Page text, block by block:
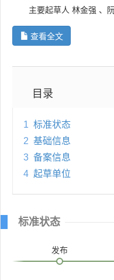
主要起草人 林金强 、
查看全文
目录
1 标准状态
2 基础信息
3 备案信息
4 起草单位
标准状态
发布